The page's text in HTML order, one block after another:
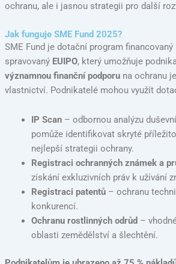
ochranu, ale i jasnou strategii pro další
Jak funguje SME Fund 2025?
SME Fund je dotační program financovaný
spravovaný EUIPO, který umožňuje
významnou finanční podporuna ochranu
vlastnictví. Podnikatelé mohou využít
IP Scan– odbornou analýzu
pomůže identifikovat skryté
nejlepší strategii ochrany.
Registraci ochranných známek a
získání exkluzivních práv k užívání
Registraci patentů– ochranu
konkurencí.
Ochranu rostlinných odrůd –
oblasti zemědělství a šlechtění.